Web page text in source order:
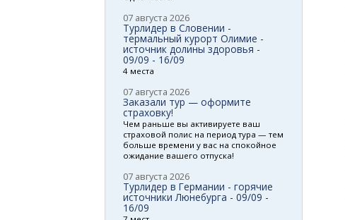
07 августа 2026
Турлидер в Словении -
термальный курорт Олимие -
источник долины здоровья -
09/09 - 16/09
4 места
07 августа 2026
Заказали тур — оформите
страховку!
Чем раньше вы активируете ваш
страховой полис на период тура — тем
больше времени у вас на спокойное
ожидание вашего отпуска!
07 августа 2026
Турлидер в Германии - горячие
источники Люнебурга - 09/09 -
16/09